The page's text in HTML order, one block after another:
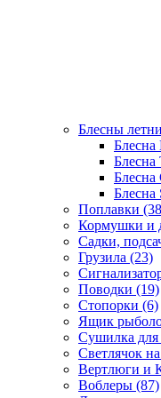
Блесны
Блесна
Блесна
Блесна
Поплавки
Кормушки и
Садки,
Грузила (23)
Поводки (19)
Стопорки (6)
Ящик
Сушилка
Светлячок
Вертлюги и
Воблеры (87)